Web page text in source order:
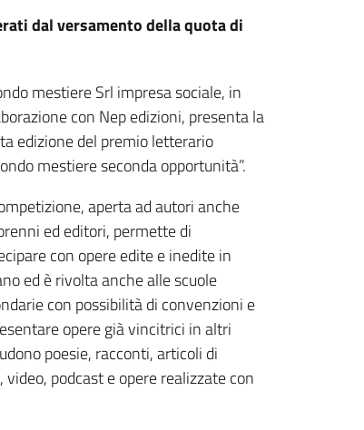
dal versamento della quota di
mestiere Srl impresa sociale, in
con Nep edizioni, presenta la
edizione del premio letterario
mestiere seconda opportunità”.
aperta ad autori anche
ed editori, permette di
con opere edite e inedite in
ed è rivolta anche alle scuole
con possibilità di convenzioni e
opere già vincitrici in altri
poesie, racconti, articoli di
podcast e opere realizzate con